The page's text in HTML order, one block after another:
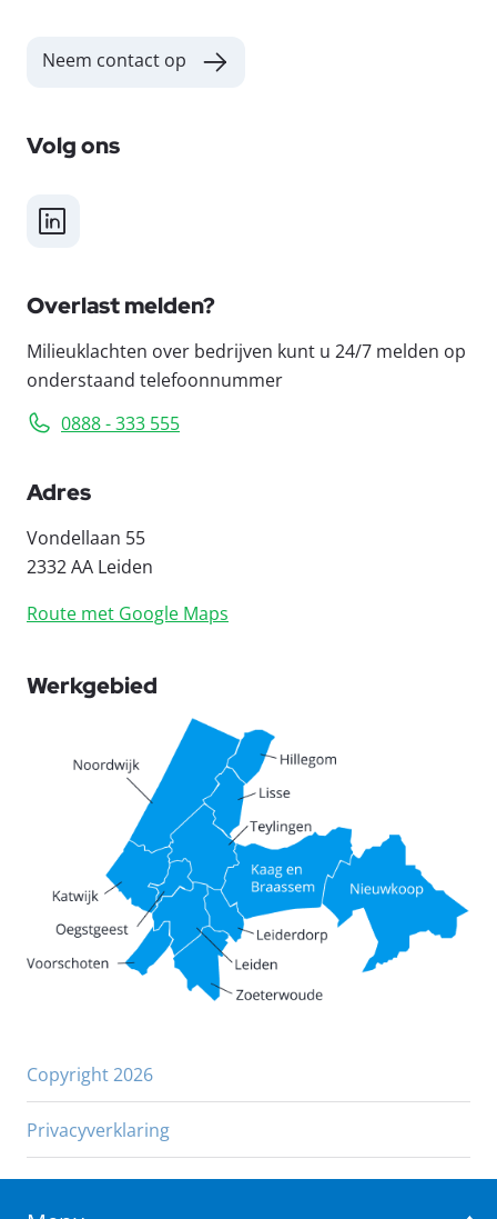
Neem contact op
Volg ons
LinkedIn
Overlast melden?
Milieuklachten over bedrijven kunt u 24/7 melden op
onderstaand telefoonnummer
0888 - 333 555
Adres
Vondellaan 55
2332 AA Leiden
Route met Google Maps
Werkgebied
Copyright 2026
Privacyverklaring